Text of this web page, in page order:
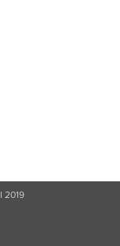
2019